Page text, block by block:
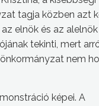
tagja közben azt
elnök és az alelnök
tekinti, mert
nem
képei. A